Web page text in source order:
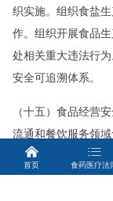
织实施。组织食盐
作。组织开展食品
处相关重大违法行
安全可追溯体系。
（十五）食品经营
流通和餐饮服务领
流通、餐饮服务、
理和食品经营者落
낀
首页
ꂇ
食药医疗法